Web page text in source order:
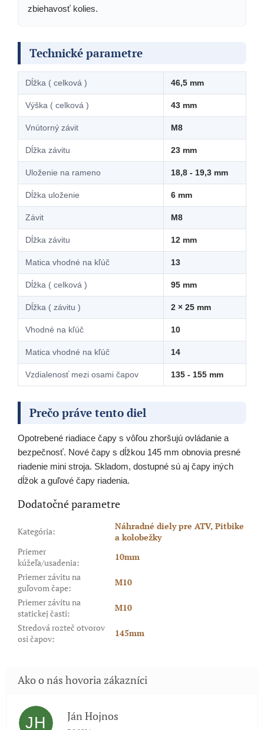
zbiehavosť kolies.
Technické parametre
Dĺžka ( celková ) 46,5 mm
Výška ( celková ) 43 mm
Vnútorný závit M8
Dĺžka závitu 23 mm
Uloženie na rameno 18,8 - 19,3 mm
Dĺžka uloženie 6 mm
Závit M8
Dĺžka závitu 12 mm
Matica vhodné na kľúč 13
Dĺžka ( celková ) 95 mm
Dĺžka ( závitu ) 2 × 25 mm
Vhodné na kľúč 10
Matica vhodné na kľúč 14
Vzdialenosť mezi osami čapov 135 - 155 mm
Prečo práve tento diel
Opotrebené riadiace čapy s vôľou zhoršujú ovládanie a
bezpečnosť. Nové čapy s dĺžkou 145 mm obnovia presné
riadenie mini stroja. Skladom, dostupné sú aj čapy iných
dĺžok a guľové čapy riadenia.
Dodatočné parametre
Kategória:
Náhradné diely pre ATV, Pitbike
a kolobežky
Priemer
kúžeľa/usadenia:
10mm
Priemer závitu na
guľovom čape:
M10
Priemer závitu na
statickej časti:
M10
Stredová rozteč otvorov
osi čapov:
145mm
JH Ján Hojnos